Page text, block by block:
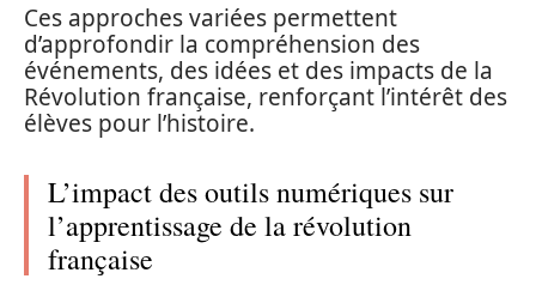
Ces approches variées permettent
d’approfondir la compréhension des
événements, des idées et des impacts de la
Révolution française, renforçant l’intérêt des
élèves pour l’histoire.
L’impact des outils numériques sur
l’apprentissage de la révolution
française